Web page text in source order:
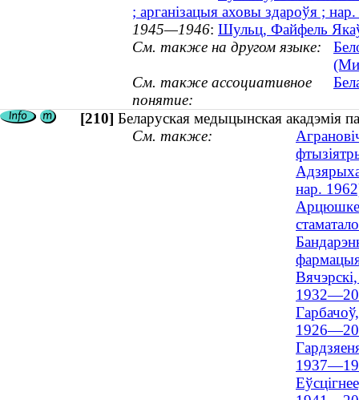
; арганізацыя аховы здароўя ;
1945—1946: Шульц, Файфель
См. также на другом языке:
См. также ассоциативное
понятие:
[210] Беларуская медыцынская акадэмія
См. также:
нар.